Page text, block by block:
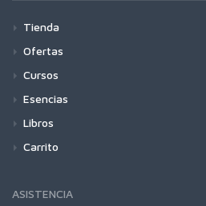
Tienda
Ofertas
Cursos
Esencias
Libros
Carrito
ASISTENCIA